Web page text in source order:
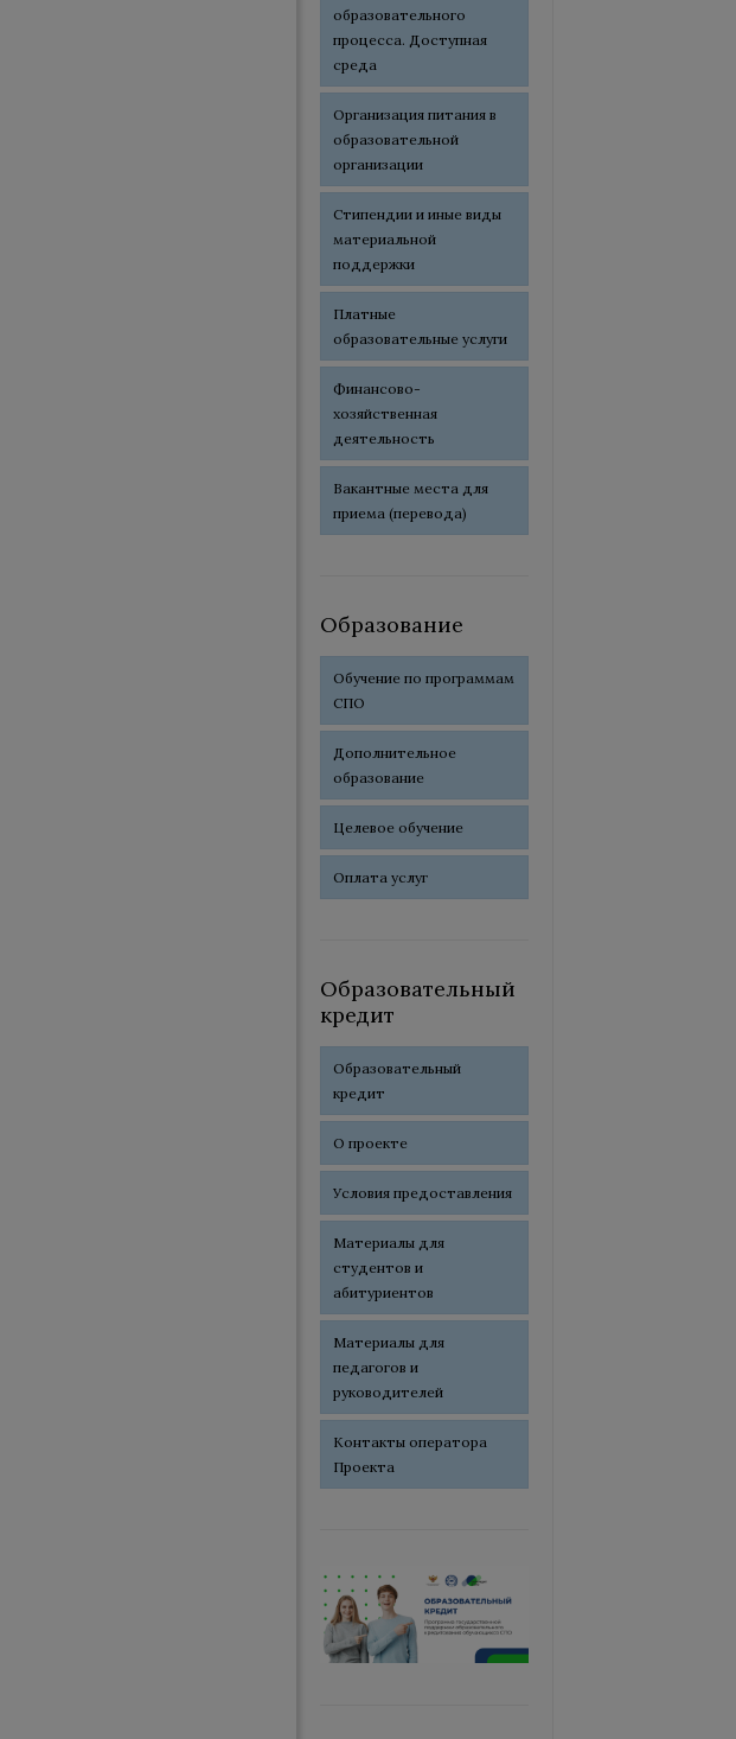
образовательного
процесса. Доступная
среда
Организация питания в
образовательной
организации
Стипендии и иные виды
материальной
поддержки
Платные
образовательные услуги
Финансово-
хозяйственная
деятельность
Вакантные места для
приема (перевода)
Образование
Обучение по программам
СПО
Дополнительное
образование
Целевое обучение
Оплата услуг
Образовательный
кредит
Образовательный
кредит
О проекте
Условия предоставления
Материалы для
студентов и
абитуриентов
Материалы для
педагогов и
руководителей
Контакты оператора
Проекта